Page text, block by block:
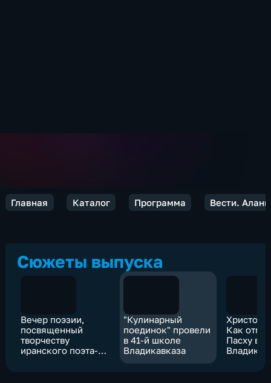
Главная Каталог Программа Вести.
Сюжеты выпуска
Вечер поэзии,
посвященный
творчеству
иранского поэта-
"Кулинарный
поединок" провели
в 41-й школе
Владикавказа
Христос
Как
Пасху во